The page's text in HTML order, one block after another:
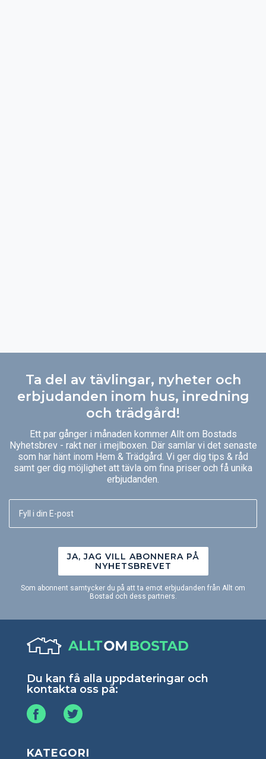
Ta del av tävlingar, nyheter och
erbjudanden inom hus, inredning
och trädgård!
Ett par gånger i månaden kommer Allt om Bostads
Nyhetsbrev - rakt ner i mejlboxen. Där samlar vi det senaste
som har hänt inom Hem & Trädgård. Vi ger dig tips & råd
samt ger dig möjlighet att tävla om fina priser och få unika
erbjudanden.
JA, JAG VILL ABONNERA PÅ
NYHETSBREVET
Som abonnent samtycker du på att ta emot erbjudanden från Allt om
Bostad och dess partners.
Du kan få alla uppdateringar och
kontakta oss på:
KATEGORI